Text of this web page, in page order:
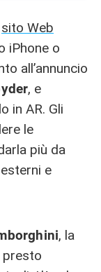
sito Web
iPhone‌ o
all’annuncio
, e
in AR. Gli
le
più da
e
, la
presto